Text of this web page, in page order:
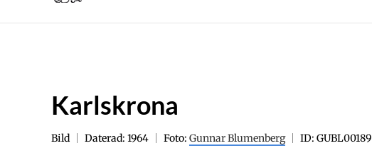
Karlskrona
Bild Daterad: 1964 Foto: Gunnar Blumenberg ID: GUBL00189